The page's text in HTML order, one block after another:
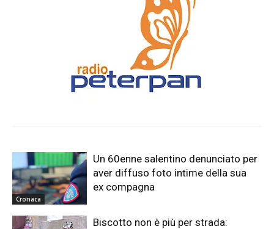
Cronaca
Un 60enne salentino denunciato per
aver diffuso foto intime della sua
ex compagna
Biscotto non è più per strada: